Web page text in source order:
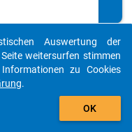
s
20
15
auto_stories
add_shopping_cart
Auswertung der
weitersurfen stimmen
zu Cookies
.
OK